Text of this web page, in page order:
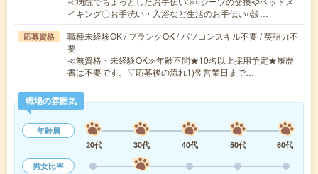
イキング〇お手洗い・入浴など生活のお手伝い○診…
応募資格
職種未経験OK / ブランクOK / パソコンスキル不要 / 英語力不
要
≪無資格・未経験OK≫年齢不問★10名以上採用予定★履歴
書は不要です。▽応募後の流れ1)翌営業日まで…
職場の雰囲気
年齢層
20代
30代 40代 50代
60代
男女比率